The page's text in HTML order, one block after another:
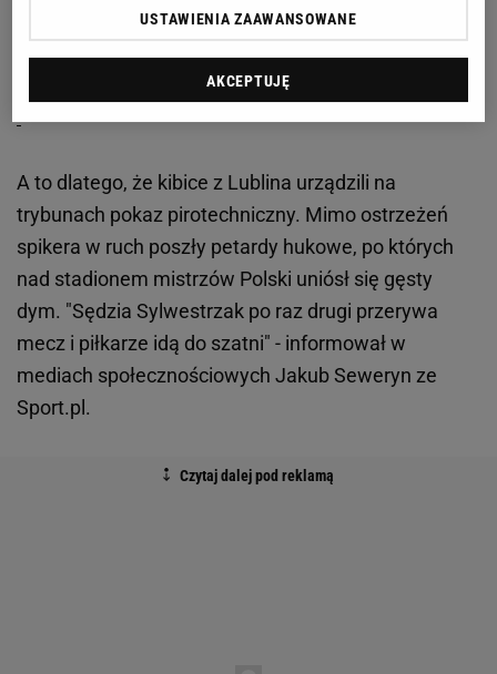
pierwsza połowa nie zakończyła się zgodnie z
planowanym czasem.
A to dlatego, że kibice z Lublina urządzili na
trybunach pokaz pirotechniczny. Mimo ostrzeżeń
spikera w ruch poszły petardy hukowe, po których
nad stadionem mistrzów Polski uniósł się gęsty
dym. "Sędzia Sylwestrzak po raz drugi przerywa
mecz i piłkarze idą do szatni" - informował w
mediach społecznościowych Jakub Seweryn ze
Sport.pl.
USTAWIENIA ZAAWANSOWANE
AKCEPTUJĘ